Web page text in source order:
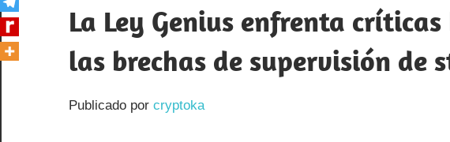
La Ley Genius enfrenta
las brechas de supervisión de
Publicado por cryptoka